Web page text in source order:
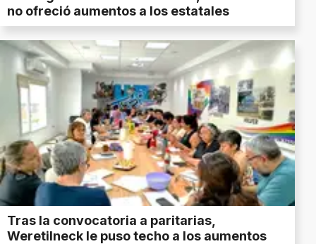
no ofreció aumentos a los estatales
Tras la convocatoria a paritarias,
Weretilneck le puso techo a los aumentos